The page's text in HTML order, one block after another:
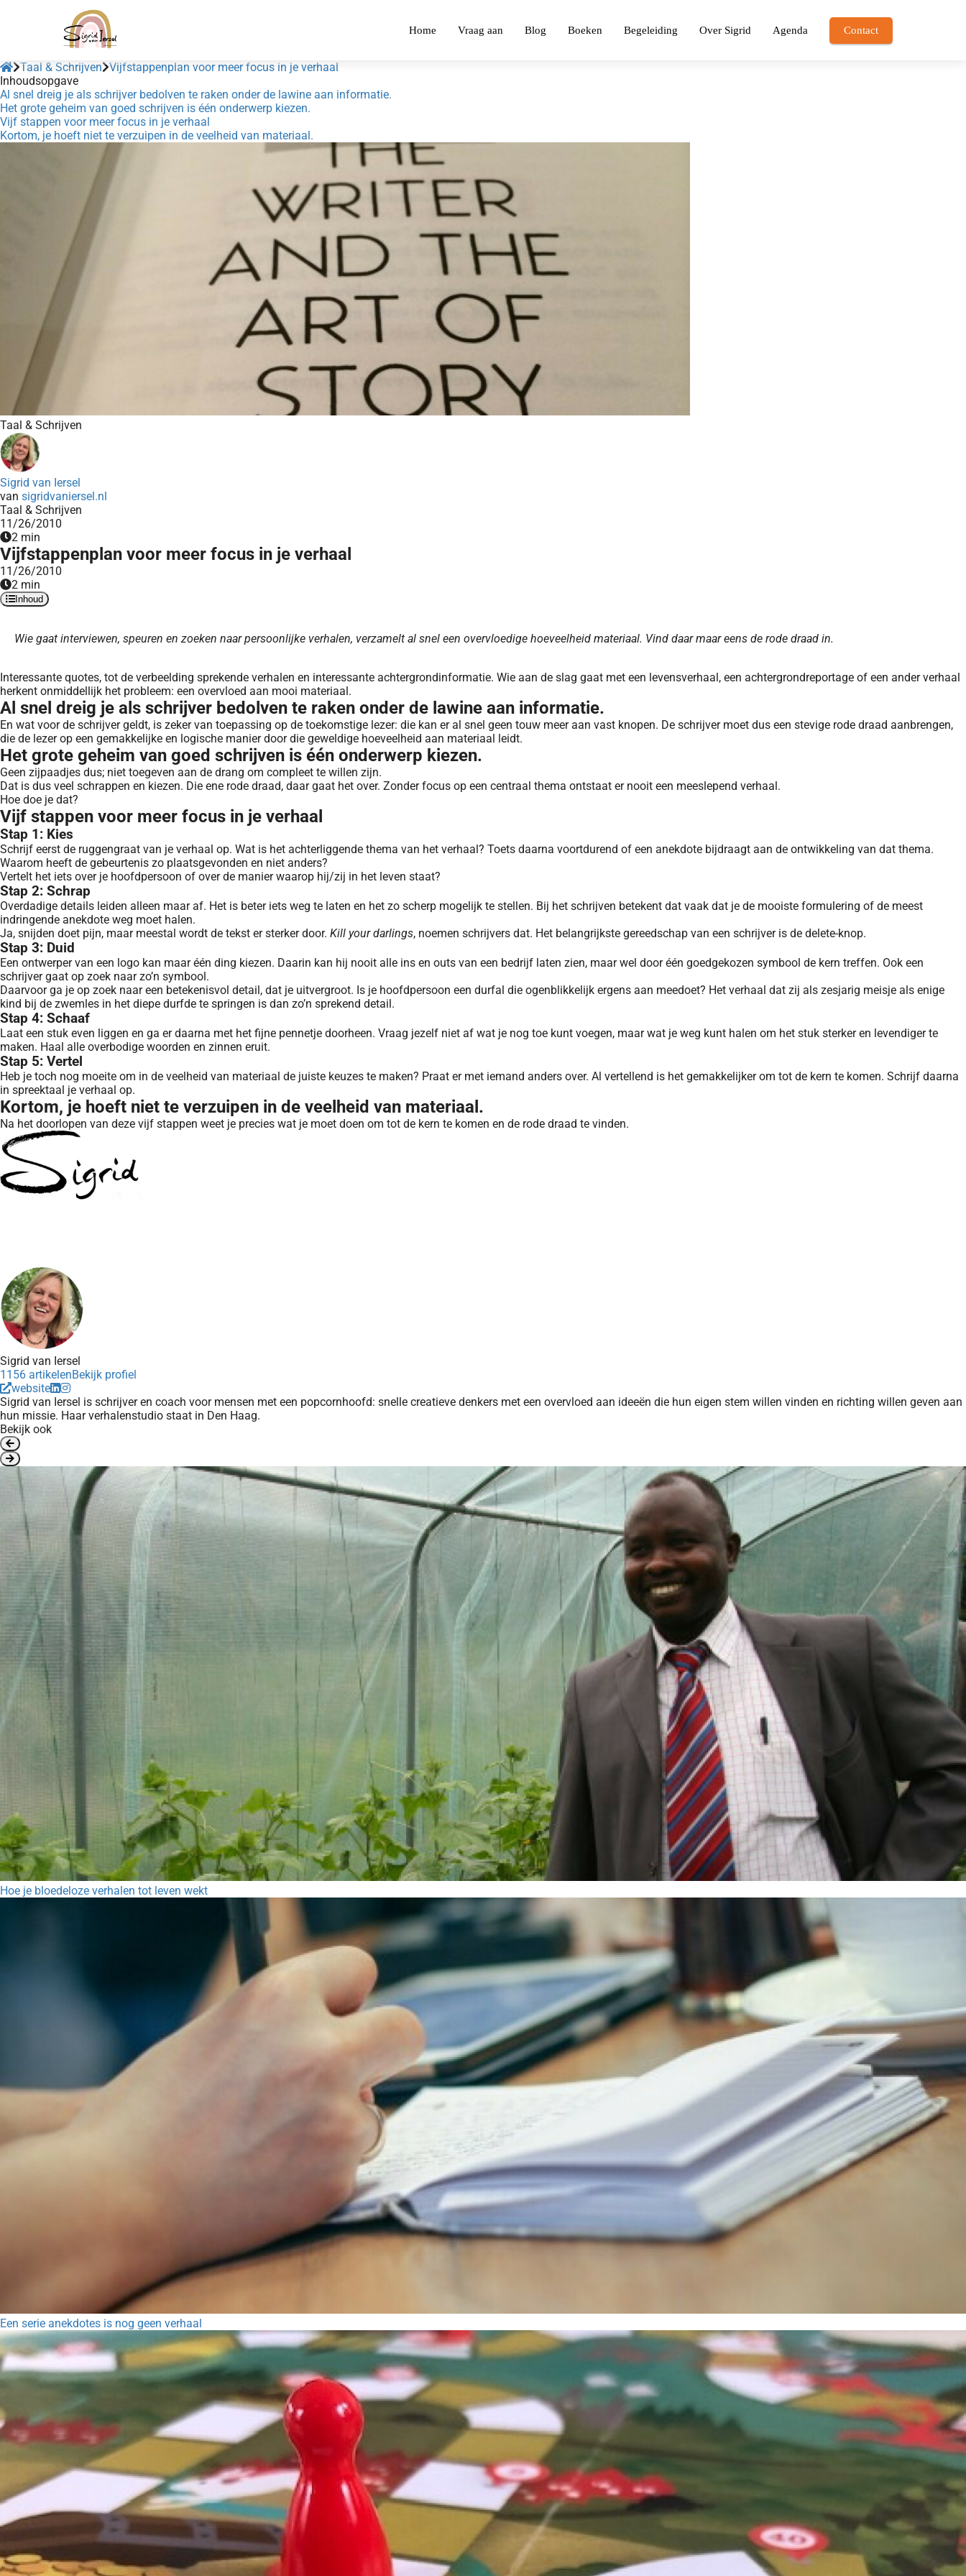
Home Vraag aan Blog Boeken Begeleiding Over Sigrid Agenda Contact
Taal & Schrijven Vijfstappenplan voor meer focus in je verhaal
Inhoudsopgave
Al snel dreig je als schrijver bedolven te raken onder de lawine aan informatie.
Het grote geheim van goed schrijven is één onderwerp kiezen.
Vijf stappen voor meer focus in je verhaal
Kortom, je hoeft niet te verzuipen in de veelheid van materiaal.
Taal & Schrijven
Sigrid van Iersel
van sigridvaniersel.nl
Taal & Schrijven
11/26/2010
2 min
Vijfstappenplan voor meer focus in je verhaal
11/26/2010
2 min
Inhoud
Wie gaat interviewen, speuren en zoeken naar persoonlijke verhalen, verzamelt al snel een overvloedige hoeveelheid materiaal. Vind daar maar eens de rode draad in.
Interessante quotes, tot de verbeelding sprekende verhalen en interessante achtergrondinformatie. Wie aan de slag gaat met een levensverhaal, een achtergrondreportage of een ander verhaal
herkent onmiddellijk het probleem: een overvloed aan mooi materiaal.
Al snel dreig je als schrijver bedolven te raken onder de lawine aan informatie.
En wat voor de schrijver geldt, is zeker van toepassing op de toekomstige lezer: die kan er al snel geen touw meer aan vast knopen. De schrijver moet dus een stevige rode draad aanbrengen,
die de lezer op een gemakkelijke en logische manier door die geweldige hoeveelheid aan materiaal leidt.
Het grote geheim van goed schrijven is één onderwerp kiezen.
Geen zijpaadjes dus; niet toegeven aan de drang om compleet te willen zijn.
Dat is dus veel schrappen en kiezen. Die ene rode draad, daar gaat het over. Zonder focus op een centraal thema ontstaat er nooit een meeslepend verhaal.
Hoe doe je dat?
Vijf stappen voor meer focus in je verhaal
Stap 1: Kies
Schrijf eerst de ruggengraat van je verhaal op. Wat is het achterliggende thema van het verhaal? Toets daarna voortdurend of een anekdote bijdraagt aan de ontwikkeling van dat thema.
Waarom heeft de gebeurtenis zo plaatsgevonden en niet anders?
Vertelt het iets over je hoofdpersoon of over de manier waarop hij/zij in het leven staat?
Stap 2: Schrap
Overdadige details leiden alleen maar af. Het is beter iets weg te laten en het zo scherp mogelijk te stellen. Bij het schrijven betekent dat vaak dat je de mooiste formulering of de meest
indringende anekdote weg moet halen.
Ja, snijden doet pijn, maar meestal wordt de tekst er sterker door. Kill your darlings, noemen schrijvers dat. Het belangrijkste gereedschap van een schrijver is de delete-knop.
Stap 3: Duid
Een ontwerper van een logo kan maar één ding kiezen. Daarin kan hij nooit alle ins en outs van een bedrijf laten zien, maar wel door één goedgekozen symbool de kern treffen. Ook een
schrijver gaat op zoek naar zo’n symbool.
Daarvoor ga je op zoek naar een betekenisvol detail, dat je uitvergroot. Is je hoofdpersoon een durfal die ogenblikkelijk ergens aan meedoet? Het verhaal dat zij als zesjarig meisje als enige
kind bij de zwemles in het diepe durfde te springen is dan zo’n sprekend detail.
Stap 4: Schaaf
Laat een stuk even liggen en ga er daarna met het fijne pennetje doorheen. Vraag jezelf niet af wat je nog toe kunt voegen, maar wat je weg kunt halen om het stuk sterker en levendiger te
maken. Haal alle overbodige woorden en zinnen eruit.
Stap 5: Vertel
Heb je toch nog moeite om in de veelheid van materiaal de juiste keuzes te maken? Praat er met iemand anders over. Al vertellend is het gemakkelijker om tot de kern te komen. Schrijf daarna
in spreektaal je verhaal op.
Kortom, je hoeft niet te verzuipen in de veelheid van materiaal.
Na het doorlopen van deze vijf stappen weet je precies wat je moet doen om tot de kern te komen en de rode draad te vinden.
Sigrid van Iersel
1156 artikelenBekijk profiel
website
Sigrid van Iersel is schrijver en coach voor mensen met een popcornhoofd: snelle creatieve denkers met een overvloed aan ideeën die hun eigen stem willen vinden en richting willen geven aan
hun missie. Haar verhalenstudio staat in Den Haag.
Bekijk ook
Hoe je bloedeloze verhalen tot leven wekt
Een serie anekdotes is nog geen verhaal